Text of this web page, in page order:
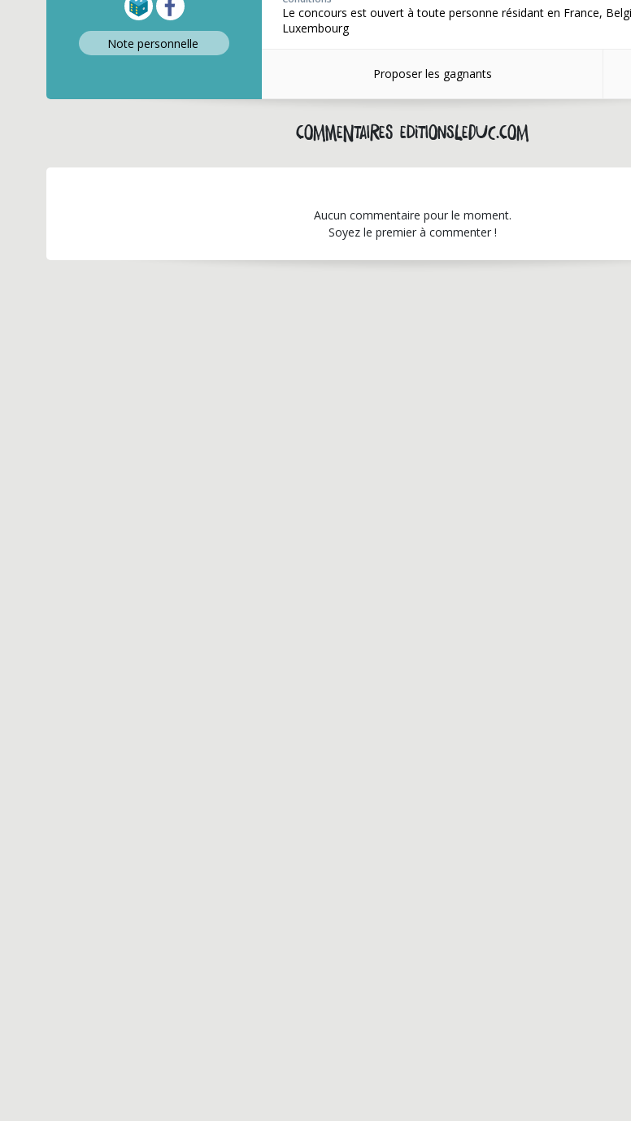
Note personnelle
Le concours est ouvert à toute personne résidant en France,
Luxembourg
Proposer les gagnants
Commentaires editionsleduc.com
Aucun commentaire pour le moment.
Soyez le premier à commenter !